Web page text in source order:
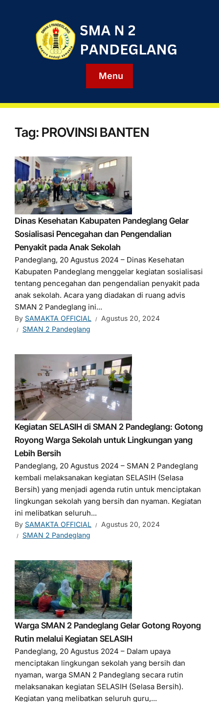
Menu
Tag: PROVINSI BANTEN
Dinas Kesehatan Kabupaten Pandeglang Gelar
Sosialisasi Pencegahan dan Pengendalian
Penyakit pada Anak Sekolah
Pandeglang, 20 Agustus 2024 – Dinas Kesehatan
Kabupaten Pandeglang menggelar kegiatan sosialisasi
tentang pencegahan dan pengendalian penyakit pada
anak sekolah. Acara yang diadakan di ruang advis
SMAN 2 Pandeglang ini...
By SAMAKTA OFFICIAL
Agustus 20, 2024
SMAN 2 Pandeglang
Kegiatan SELASIH di SMAN 2 Pandeglang: Gotong
Royong Warga Sekolah untuk Lingkungan yang
Lebih Bersih
Pandeglang, 20 Agustus 2024 – SMAN 2 Pandeglang
kembali melaksanakan kegiatan SELASIH (Selasa
Bersih) yang menjadi agenda rutin untuk menciptakan
lingkungan sekolah yang bersih dan nyaman. Kegiatan
ini melibatkan seluruh...
By SAMAKTA OFFICIAL
Agustus 20, 2024
SMAN 2 Pandeglang
Warga SMAN 2 Pandeglang Gelar Gotong Royong
Rutin melalui Kegiatan SELASIH
Pandeglang, 20 Agustus 2024 – Dalam upaya
menciptakan lingkungan sekolah yang bersih dan
nyaman, warga SMAN 2 Pandeglang secara rutin
melaksanakan kegiatan SELASIH (Selasa Bersih).
Kegiatan yang melibatkan seluruh guru,...